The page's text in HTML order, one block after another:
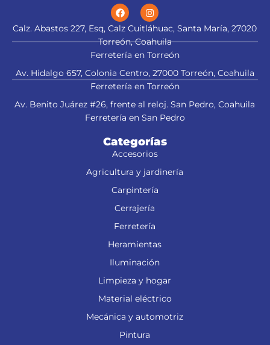
Calz. Abastos 227, Esq, Calz Cuitláhuac, Santa María, 27020
Torreón, Coahuila
Ferretería en Torreón
Av. Hidalgo 657, Colonia Centro, 27000 Torreón, Coahuila
Ferretería en Torreón
Av. Benito Juárez #26, frente al reloj. San Pedro, Coahuila
Ferretería en San Pedro
Categorías
Accesorios
Agricultura y jardinería
Carpintería
Cerrajería
Ferretería
Heramientas
Iluminación
Limpieza y hogar
Material eléctrico
Mecánica y automotriz
Pintura